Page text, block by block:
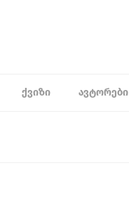
ᲥᲕᲘᲖᲘ ᲐᲕᲢᲝᲠᲔᲑᲘ